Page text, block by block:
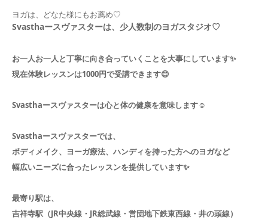
ヨガは、どなた様にもお薦め♡
Svasthaースヴァスターは、少人数制のヨガスタジオ♡
お一人お一人と丁寧に向き合っていくことを大事にしています✨️
現在体験レッスンは1000円で受講できます😊
Svasthaースヴァスターは心と体の健康を意味します☺️
Svasthaースヴァスターでは、
ボディメイク、ヨーガ療法、ハンディを持った方へのヨガなど
幅広いニーズに合ったレッスンを提供しています✨️
最寄り駅は、
吉祥寺駅（JR中央線・JR総武線・営団地下鉄東西線・井の頭線）